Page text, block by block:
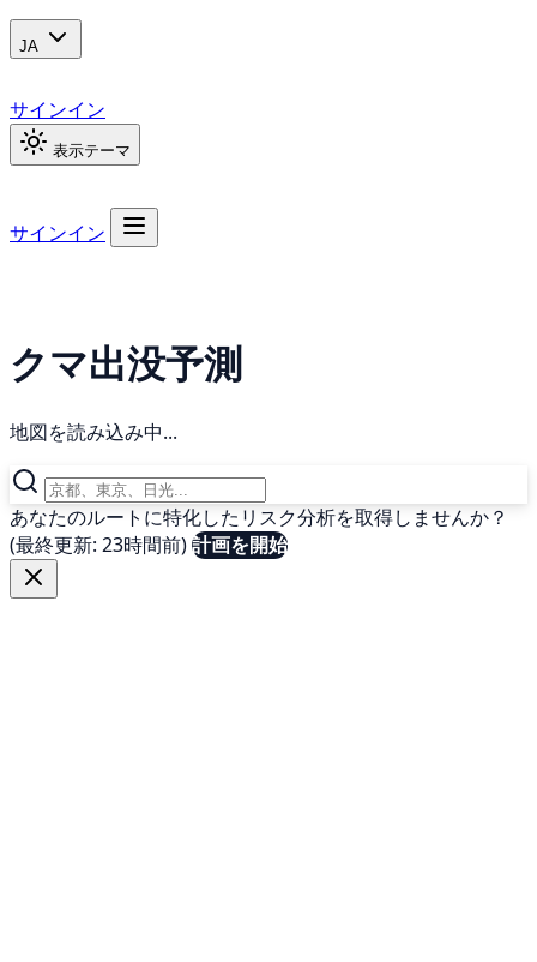
JA
サインイン
表示テーマ
サインイン
クマ出没予測
地図を読み込み中...
あなたのルートに特化したリスク分析を取得しませんか？
(最終更新: 23時間前)計画を開始